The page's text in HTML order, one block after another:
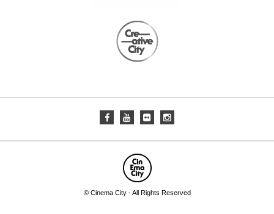
© Cinema City - All Rights Reserved